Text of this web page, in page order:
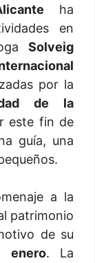
ha
en
Solveig
por la
de la
este fin de
guía, una
a la
patrimonio
de su
enero. La